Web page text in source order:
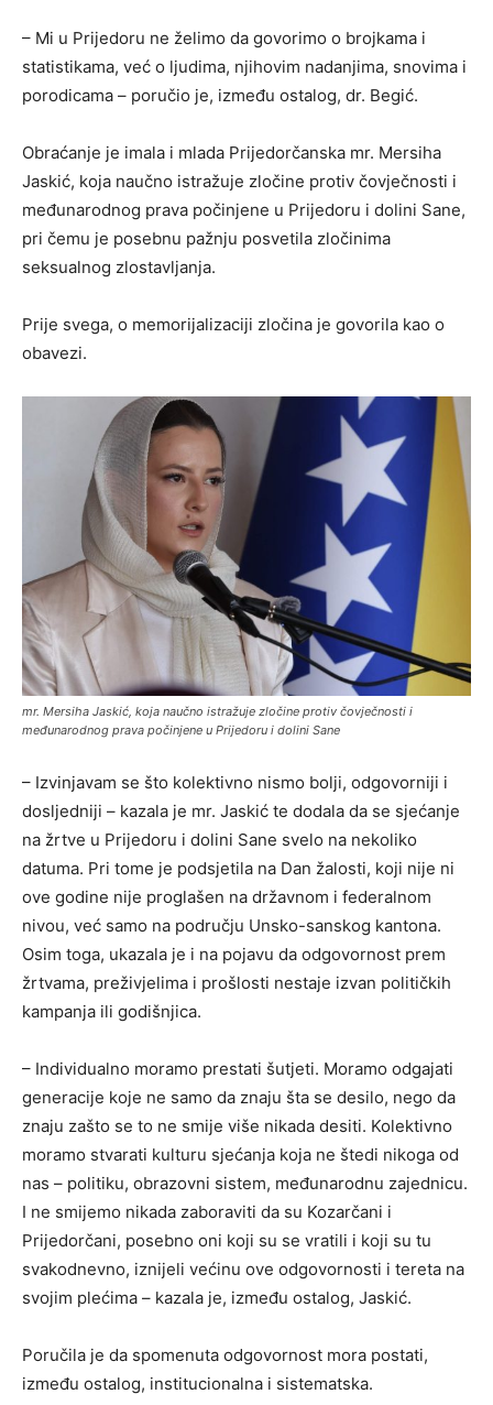
– Mi u Prijedoru ne želimo da govorimo o brojkama i
statistikama, već o ljudima, njihovim nadanjima, snovima i
porodicama – poručio je, između ostalog, dr. Begić.
Obraćanje je imala i mlada Prijedorčanska mr. Mersiha
Jaskić, koja naučno istražuje zločine protiv čovječnosti i
međunarodnog prava počinjene u Prijedoru i dolini Sane,
pri čemu je posebnu pažnju posvetila zločinima
seksualnog zlostavljanja.
Prije svega, o memorijalizaciji zločina je govorila kao o
obavezi.
mr. Mersiha Jaskić, koja naučno istražuje zločine protiv čovječnosti i
međunarodnog prava počinjene u Prijedoru i dolini Sane
– Izvinjavam se što kolektivno nismo bolji, odgovorniji i
dosljedniji – kazala je mr. Jaskić te dodala da se sjećanje
na žrtve u Prijedoru i dolini Sane svelo na nekoliko
datuma. Pri tome je podsjetila na Dan žalosti, koji nije ni
ove godine nije proglašen na državnom i federalnom
nivou, već samo na području Unsko-sanskog kantona.
Osim toga, ukazala je i na pojavu da odgovornost prem
žrtvama, preživjelima i prošlosti nestaje izvan političkih
kampanja ili godišnjica.
– Individualno moramo prestati šutjeti. Moramo odgajati
generacije koje ne samo da znaju šta se desilo, nego da
znaju zašto se to ne smije više nikada desiti. Kolektivno
moramo stvarati kulturu sjećanja koja ne štedi nikoga od
nas – politiku, obrazovni sistem, međunarodnu zajednicu.
I ne smijemo nikada zaboraviti da su Kozarčani i
Prijedorčani, posebno oni koji su se vratili i koji su tu
svakodnevno, iznijeli većinu ove odgovornosti i tereta na
svojim plećima – kazala je, između ostalog, Jaskić.
Poručila je da spomenuta odgovornost mora postati,
između ostalog, institucionalna i sistematska.